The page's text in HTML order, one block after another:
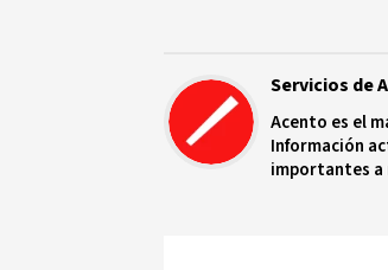
Servicios de
Acento es el
Información
importantes a